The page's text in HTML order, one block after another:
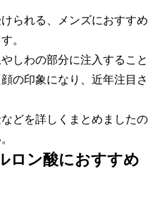
られる、メンズにおすすめ
。
しわの部分に注入すること
の印象になり、近年注目さ
どを詳しくまとめましたの
ロン酸におすすめ